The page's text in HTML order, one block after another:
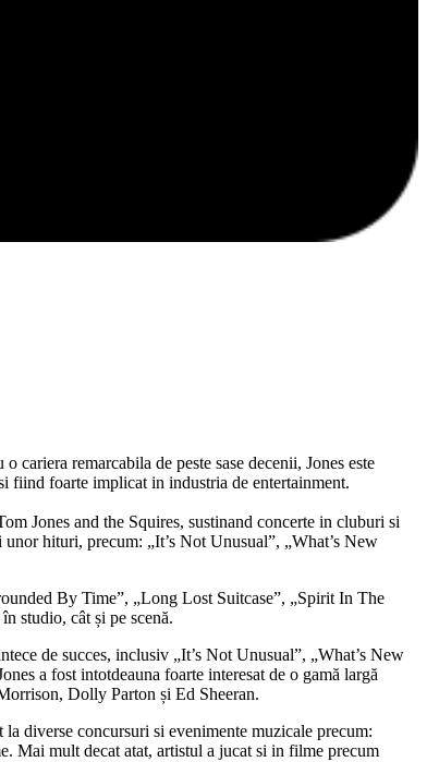
cariera remarcabila de peste sase decenii, Jones este
fiind foarte implicat in industria de entertainment.
Jones and the Squires, sustinand concerte in cluburi si
hituri, precum: „It’s Not Unusual”, „What’s New
By Time”, „Long Lost Suitcase”, „Spirit In The
​​studio, cât și pe scenă.
de succes, inclusiv „It’s Not Unusual”, „What’s New
a fost intotdeauna foarte interesat de o gamă largă
Dolly Parton și Ed Sheeran.
diverse concursuri si evenimente muzicale precum:
mult decat atat, artistul a jucat si in filme precum